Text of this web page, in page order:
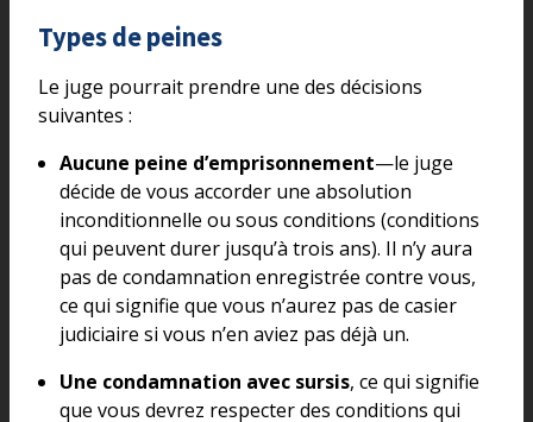
Types de peines
Le juge pourrait prendre une des décisions
suivantes :
Aucune peine d’emprisonnement—le juge
décide de vous accorder une absolution
inconditionnelle ou sous conditions (conditions
qui peuvent durer jusqu’à trois ans). Il n’y aura
pas de condamnation enregistrée contre vous,
ce qui signifie que vous n’aurez pas de casier
judiciaire si vous n’en aviez pas déjà un.
Une condamnation avec sursis, ce qui signifie
que vous devrez respecter des conditions qui